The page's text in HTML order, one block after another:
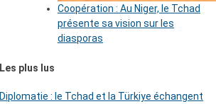
Coopération : Au Niger, le Tchad
présente sa vision sur les
diasporas
Les plus lus
Diplomatie : le Tchad et la Türkiye échangent